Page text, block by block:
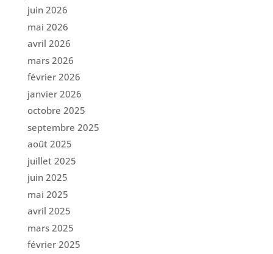
juin 2026
mai 2026
avril 2026
mars 2026
février 2026
janvier 2026
octobre 2025
septembre 2025
août 2025
juillet 2025
juin 2025
mai 2025
avril 2025
mars 2025
février 2025